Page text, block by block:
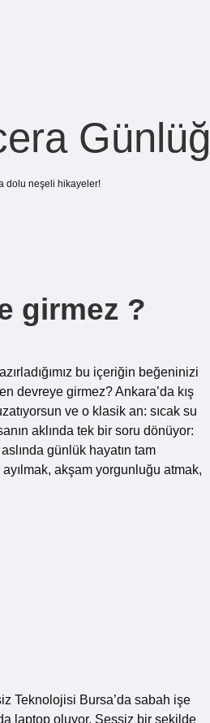
dolu neşeli hikayeler!
girmez ?
bu içeriğin beğeninizi
devreye girmez? Ankara’da kış
ve o klasik an: sıcak su
aklında tek bir soru dönüyor:
günlük hayatın tam
akşam yorgunluğu atmak,
Teknolojisi Bursa’da sabah işe
laptop oluyor. Sessiz bir şekilde